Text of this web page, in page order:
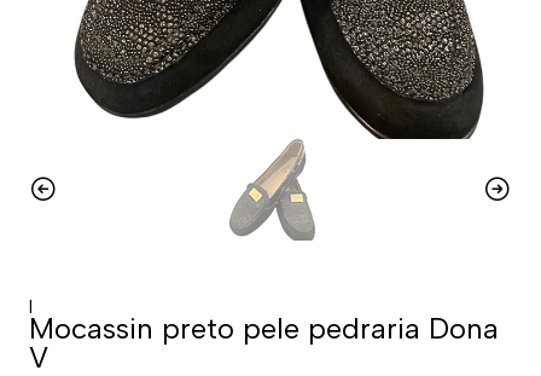
|
Mocassin preto pele pedraria Dona
V